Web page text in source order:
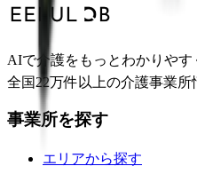
AIで介護をもっとわかりやす
全国22万件以上の介護事業所
事業所を探す
エリアから探す